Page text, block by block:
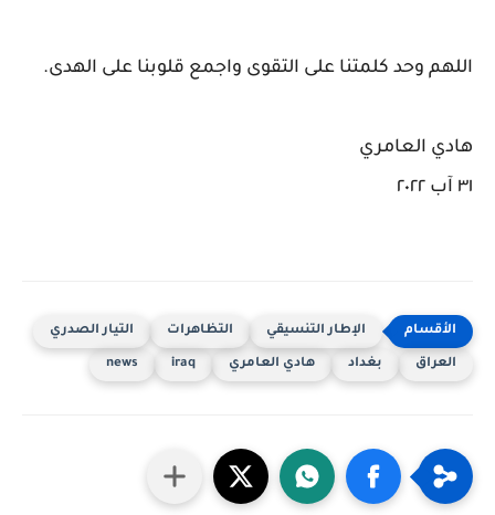
اللهم وحد كلمتنا على التقوى واجمع قلوبنا على الهدى.
هادي العامري
٣١ آب ٢٠٢٢
الإطار التنسيقي التظاهرات التيار الصدري
العراق بغداد هادي العامري iraq
news